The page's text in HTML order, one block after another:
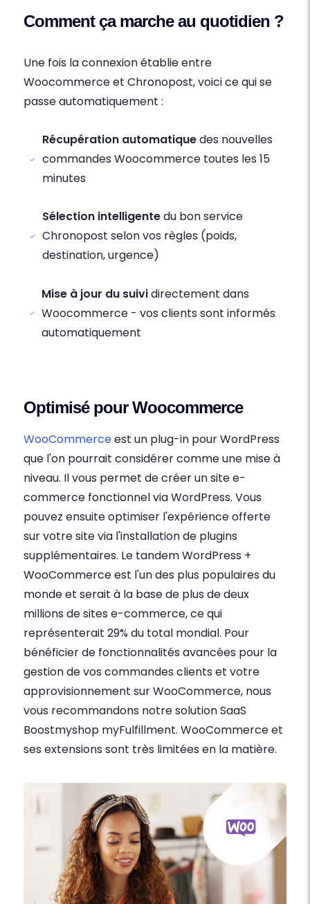
Comment ça marche au quotidien ?
Une fois la connexion établie entre
Woocommerce et Chronopost, voici ce qui se
passe automatiquement :
Récupération automatiquedes nouvelles
commandes Woocommerce toutes les 15
minutes
Sélection intelligentedu bon service
Chronopost selon vos règles (poids,
destination, urgence)
Mise à jour du suividirectement dans
Woocommerce - vos clients sont informés
automatiquement
Optimisé pour Woocommerce
WooCommerceest un plug-in pour WordPress
que l'on pourrait considérer comme une mise à
niveau. Il vous permet de créer un site e-
commerce fonctionnel via WordPress. Vous
pouvez ensuite optimiser l'expérience offerte
sur votre site via l'installation de plugins
supplémentaires. Le tandem WordPress +
WooCommerce est l'un des plus populaires du
monde et serait à la base de plus de deux
millions de sites e-commerce, ce qui
représenterait 29% du total mondial. Pour
bénéficier de fonctionnalités avancées pour la
gestion de vos commandes clients et votre
approvisionnement sur WooCommerce, nous
vous recommandons notre solution SaaS
Boostmyshop myFulfillment. WooCommerce et
ses extensions sont très limitées en la matière.